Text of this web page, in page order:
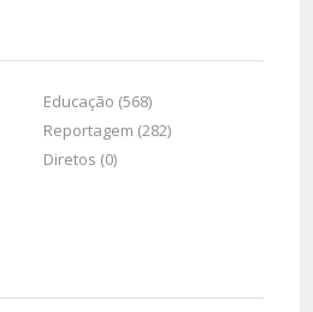
Educação (568)
Reportagem (282)
Diretos (0)